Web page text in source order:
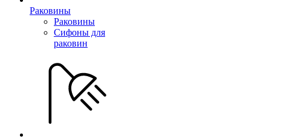
Раковины
Раковины
Сифоны для
раковин